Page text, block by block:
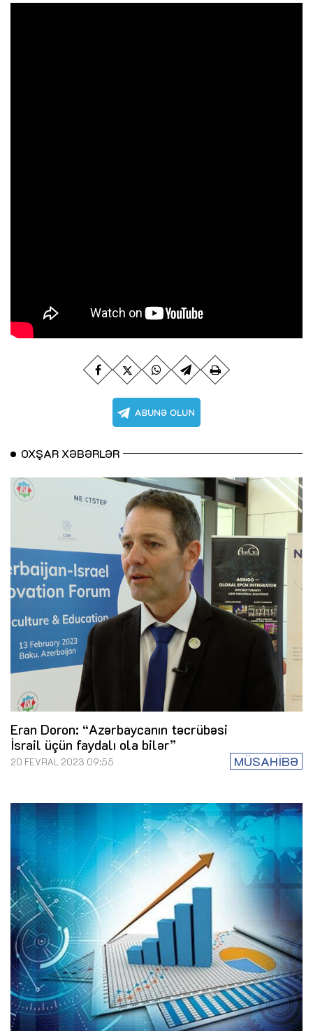
OXŞAR XƏBƏRLƏR
Eran Doron: “Azərbaycanın təcrübəsi
İsrail üçün faydalı ola bilər”
MÜSAHİBƏ
20 FEVRAL 2023 09:55